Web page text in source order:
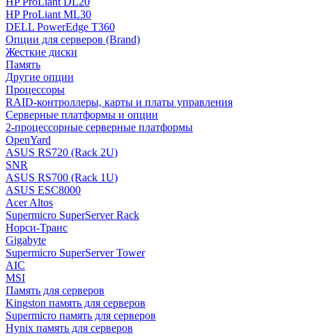
HP ProLiant ML30
DELL PowerEdge T360
Опции для серверов (Brand)
Жесткие диски
Память
Другие опции
Процессоры
RAID-контроллеры, карты и платы управления
Серверные платформы и опции
2-процессорные серверные платформы
OpenYard
ASUS RS720 (Rack 2U)
SNR
ASUS RS700 (Rack 1U)
ASUS ESC8000
Acer Altos
Supermicro SuperServer Rack
Норси-Транс
Gigabyte
Supermicro SuperServer Tower
AIC
MSI
Память для серверов
Kingston память для серверов
Supermicro память для серверов
Hynix память для серверов